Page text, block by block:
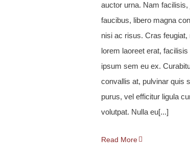
auctor urna. Nam
faucibus, libero magna
nisi ac risus. Cras
lorem laoreet erat,
ipsum sem eu ex.
convallis at, pulvinar quis
purus, vel efficitur ligula
volutpat. Nulla eu[...]
Read More